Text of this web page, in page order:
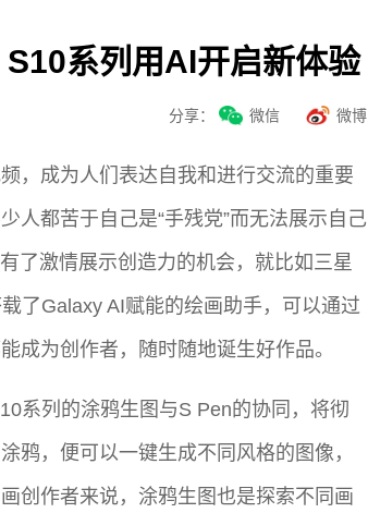
系列用AI开启新体验
分享： 微信 微博
，成为人们表达自我和进行交流的重要
人都苦于自己是“手残党”而无法展示自己
了激情展示创造力的机会，就比如三星
了Galaxy AI赋能的绘画助手，可以通过
成为创作者，随时随地诞生好作品。
系列的涂鸦生图与S Pen的协同，将彻
鸦，便可以一键生成不同风格的图像，
创作者来说，涂鸦生图也是探索不同画